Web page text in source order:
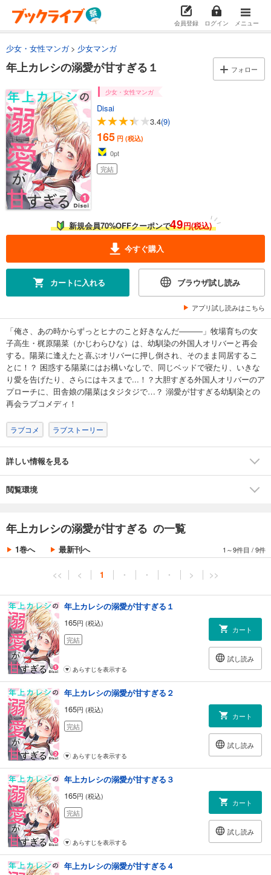
会員登録 ログイン メニュー
少女・女性マンガ 少女マンガ
年上カレシの溺愛が甘すぎる１ フォロー
少女・女性マンガ
Disai
3.4(9)
165 円 (税込)
0pt
完結
新規会員70%OFFクーポンで49円(税込)
今すぐ購入
カートに入れる ブラウザ試し読み
アプリ試し読みはこちら
「俺さ、あの時からずっとヒナのこと好きなんだ―――」牧場育ちの女
子高生・梶原陽菜（かじわらひな）は、幼馴染の外国人オリバーと再会
する。陽菜に逢えたと喜ぶオリバーに押し倒され、そのまま同居するこ
とに！？ 困惑する陽菜にはお構いなしで、同じベッドで寝たり、いきな
り愛を告げたり、さらにはキスまで...！？大胆すぎる外国人オリバーのア
プローチに、田舎娘の陽菜はタジタジで…？ 溺愛が甘すぎる幼馴染との
再会ラブコメディ！
ラブコメ ラブストーリー
詳しい情報を見る
閲覧環境
年上カレシの溺愛が甘すぎる の一覧
1巻へ 最新刊へ 1～9件目 /9件
<< < 1 ・ ・ ・ > >>
年上カレシの溺愛が甘すぎる１
165円 (税込)
完結
カート
試し読み
あらすじを表示する
年上カレシの溺愛が甘すぎる２
165円 (税込)
完結
カート
試し読み
あらすじを表示する
年上カレシの溺愛が甘すぎる３
165円 (税込)
完結
カート
試し読み
あらすじを表示する
年上カレシの溺愛が甘すぎる４